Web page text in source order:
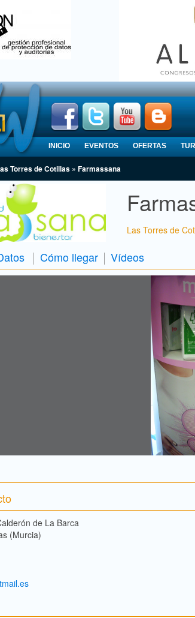
INICIO EVENTOS OFERTAS
Torres de Cotillas » Farmassana
Las Torres de
Cómo llegar Vídeos
de La Barca
(Murcia)